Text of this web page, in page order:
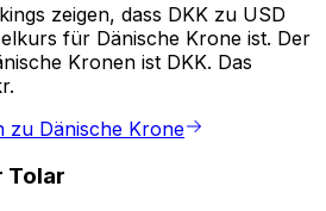
zeigen, dass DKK zu USD
für Dänische Krone ist. Der
Kronen ist DKK. Das
zu Dänische Krone
Tolar